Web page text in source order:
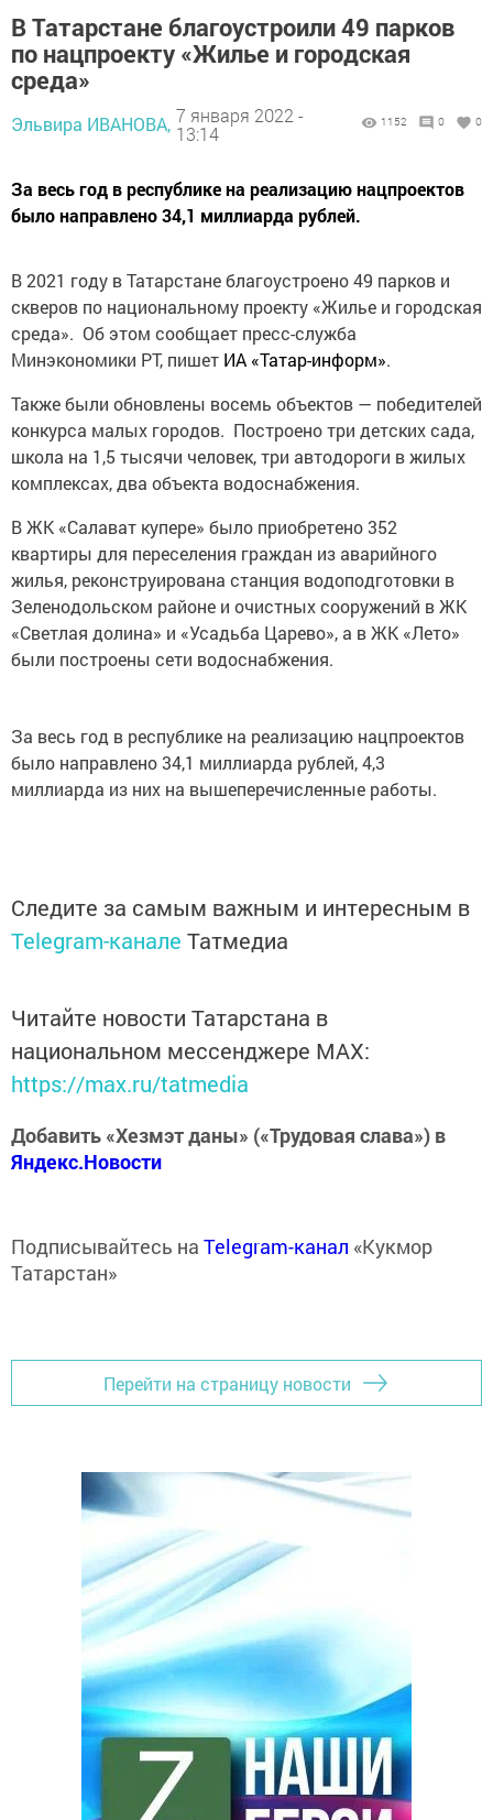
В Татарстане благоустроили 49 парков
по нацпроекту «Жилье и городская
среда»
Эльвира ИВАНОВА, 7 января 2022 -
13:14
1152 0 0
За весь год в республике на реализацию нацпроектов
было направлено 34,1 миллиарда рублей.
В 2021 году в Татарстане благоустроено 49 парков и
скверов по национальному проекту «Жилье и городская
среда». Об этом сообщает пресс-служба
Минэкономики РТ, пишет ИА «Татар-информ».
Также были обновлены восемь объектов — победителей
конкурса малых городов. Построено три детских сада,
школа на 1,5 тысячи человек, три автодороги в жилых
комплексах, два объекта водоснабжения.
В ЖК «Салават купере» было приобретено 352
квартиры для переселения граждан из аварийного
жилья, реконструирована станция водоподготовки в
Зеленодольском районе и очистных сооружений в ЖК
«Светлая долина» и «Усадьба Царево», а в ЖК «Лето»
были построены сети водоснабжения.
За весь год в республике на реализацию нацпроектов
было направлено 34,1 миллиарда рублей, 4,3
миллиарда из них на вышеперечисленные работы.
Следите за самым важным и интересным в
Telegram-канале Татмедиа
Читайте новости Татарстана в
национальном мессенджере MАХ:
https://max.ru/tatmedia
Добавить «Хезмэт даны» («Трудовая слава») в
Яндекс.Новости
Подписывайтесь на Telegram-канал «Кукмор
Татарстан»
Перейти на страницу новости